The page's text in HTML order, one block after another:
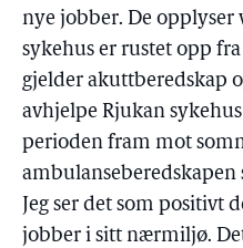
nye jobber. De opplyser
sykehus er rustet opp
gjelder akuttberedskap
avhjelpe Rjukan
perioden fram mot
Jeg ser det som positivt
jobber i sitt nærmiljø.